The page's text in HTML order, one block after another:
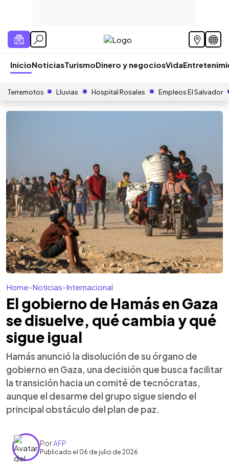
InicioNoticiasTurismoDinero y negociosVida
Terremotos Lluvias Hospital Rosales Empleos El Salvador
Home-Noticias-Internacional
El gobierno de Hamás en Gaza
se disuelve, qué cambia y qué
sigue igual
Hamás anunció la disolución de su órgano de
gobierno en Gaza, una decisión que busca facilitar
la transición hacia un comité de tecnócratas,
aunque el desarme del grupo sigue siendo el
principal obstáculo del plan de paz.
PorAFP
Publicado el 06 de julio de 2026